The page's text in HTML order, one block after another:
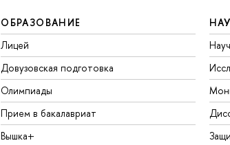
ОБРАЗОВАНИЕ
Лицей
Довузовская подготовка
Олимпиады
Прием в бакалавриат
Вышка+